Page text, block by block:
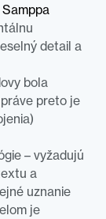
Samppa
detail a
bola
preto je
– vyžadujú
a
uznanie
je